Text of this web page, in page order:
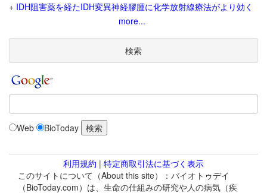
+ IDH阻害薬を経たIDH変異神経膠腫に化学放射線療法がより効く
more...
検索
Web BioToday
利用規約 | 特定商取引法に基づく表示
このサイトについて（About this site）：バイオトゥデイ
（BioToday.com）は、生命の仕組みの研究や人の病気（疾